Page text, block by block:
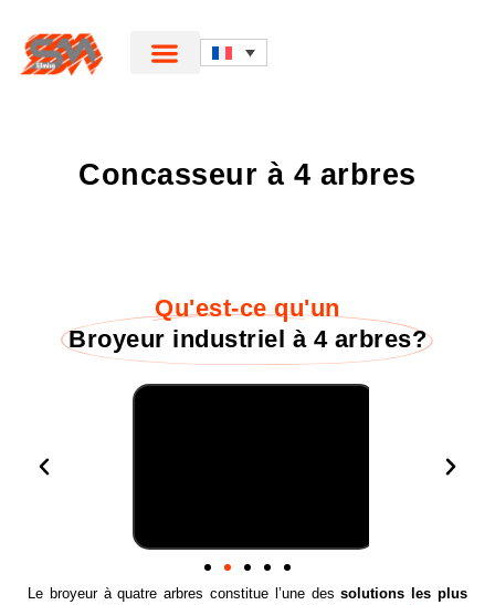
Concasseur à 4 arbres
Qu'est-ce qu'un
Broyeur industriel à 4 arbres?
Le broyeur à quatre arbres constitue l’une dessolutions les plus